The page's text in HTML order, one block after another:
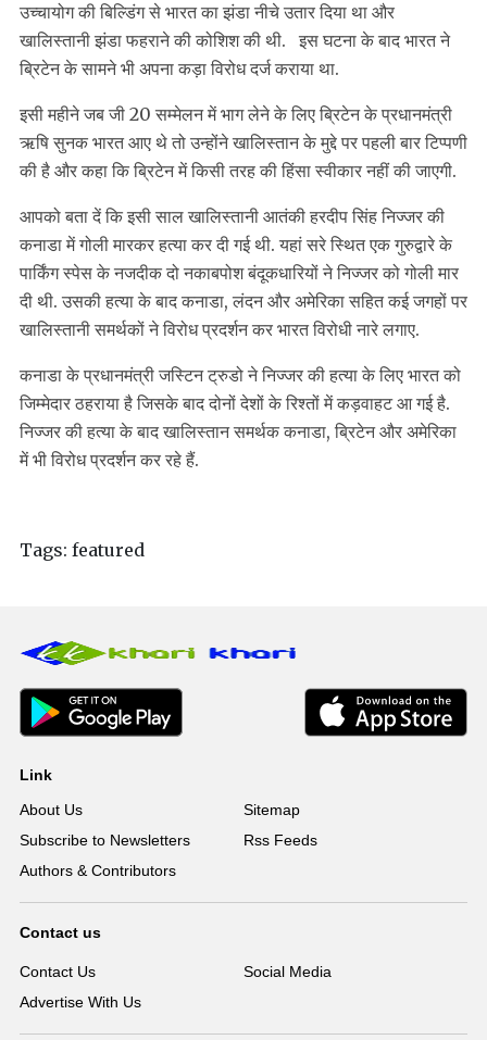
उच्चायोग की बिल्डिंग से भारत का झंडा नीचे उतार दिया था और
खालिस्तानी झंडा फहराने की कोशिश की थी. इस घटना के बाद भारत ने
ब्रिटेन के सामने भी अपना कड़ा विरोध दर्ज कराया था.
इसी महीने जब जी 20 सम्मेलन में भाग लेने के लिए ब्रिटेन के प्रधानमंत्री
ऋषि सुनक भारत आए थे तो उन्होंने खालिस्तान के मुद्दे पर पहली बार टिप्पणी
की है और कहा कि ब्रिटेन में किसी तरह की हिंसा स्वीकार नहीं की जाएगी.
आपको बता दें कि इसी साल खालिस्तानी आतंकी हरदीप सिंह निज्जर की
कनाडा में गोली मारकर हत्या कर दी गई थी. यहां सरे स्थित एक गुरुद्वारे के
पार्किंग स्पेस के नजदीक दो नकाबपोश बंदूकधारियों ने निज्जर को गोली मार
दी थी. उसकी हत्या के बाद कनाडा, लंदन और अमेरिका सहित कई जगहों पर
खालिस्तानी समर्थकों ने विरोध प्रदर्शन कर भारत विरोधी नारे लगाए.
कनाडा के प्रधानमंत्री जस्टिन ट्रुडो ने निज्जर की हत्या के लिए भारत को
जिम्मेदार ठहराया है जिसके बाद दोनों देशों के रिश्तों में कड़वाहट आ गई है.
निज्जर की हत्या के बाद खालिस्तान समर्थक कनाडा, ब्रिटेन और अमेरिका
में भी विरोध प्रदर्शन कर रहे हैं.
Tags: featured
Link
About Us
Sitemap
Subscribe to Newsletters
Rss Feeds
Authors & Contributors
Contact us
Contact Us
Social Media
Advertise With Us